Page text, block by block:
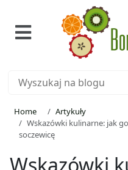
Home
Artykuły
Wskazówki kulinarne: jak
soczewicę
Wskazówki